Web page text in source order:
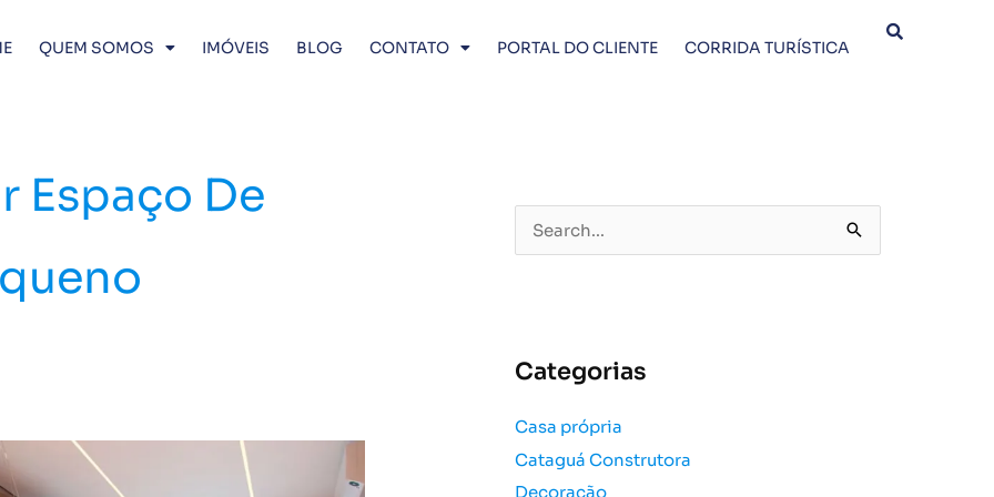
QUEM SOMOS IMÓVEIS BLOG CONTATO PORTAL DO CLIENTE CORRIDA TURÍSTICA
Espaço De
e
i
a
r
p
Categorias
Casa própria
Cataguá Construtora
Decoração